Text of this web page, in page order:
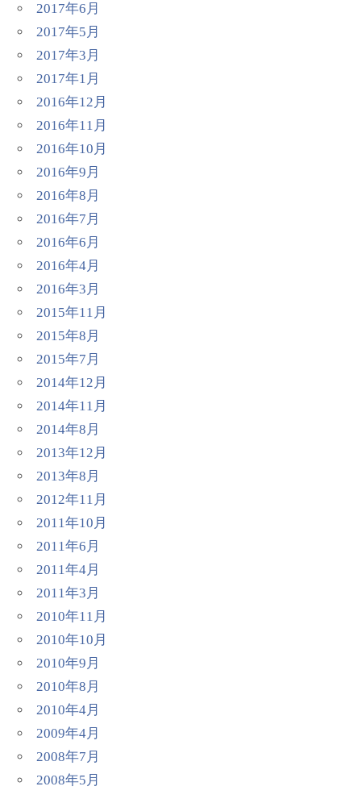
2017年6月
2017年5月
2017年3月
2017年1月
2016年12月
2016年11月
2016年10月
2016年9月
2016年8月
2016年7月
2016年6月
2016年4月
2016年3月
2015年11月
2015年8月
2015年7月
2014年12月
2014年11月
2014年8月
2013年12月
2013年8月
2012年11月
2011年10月
2011年6月
2011年4月
2011年3月
2010年11月
2010年10月
2010年9月
2010年8月
2010年4月
2009年4月
2008年7月
2008年5月